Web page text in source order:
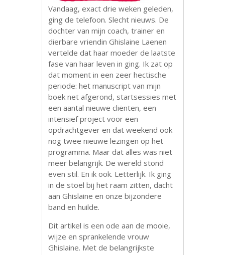
Vandaag, exact drie weken geleden,
ging de telefoon. Slecht nieuws. De
dochter van mijn coach, trainer en
dierbare vriendin Ghislaine Laenen
vertelde dat haar moeder de laatste
fase van haar leven in ging. Ik zat op
dat moment in een zeer hectische
periode: het manuscript van mijn
boek net afgerond, startsessies met
een aantal nieuwe cliënten, een
intensief project voor een
opdrachtgever en dat weekend ook
nog twee nieuwe lezingen op het
programma. Maar dat alles was niet
meer belangrijk. De wereld stond
even stil. En ik ook. Letterlijk. Ik ging
in de stoel bij het raam zitten, dacht
aan Ghislaine en onze bijzondere
band en huilde.
Dit artikel is een ode aan de mooie,
wijze en sprankelende vrouw
Ghislaine. Met de belangrijkste